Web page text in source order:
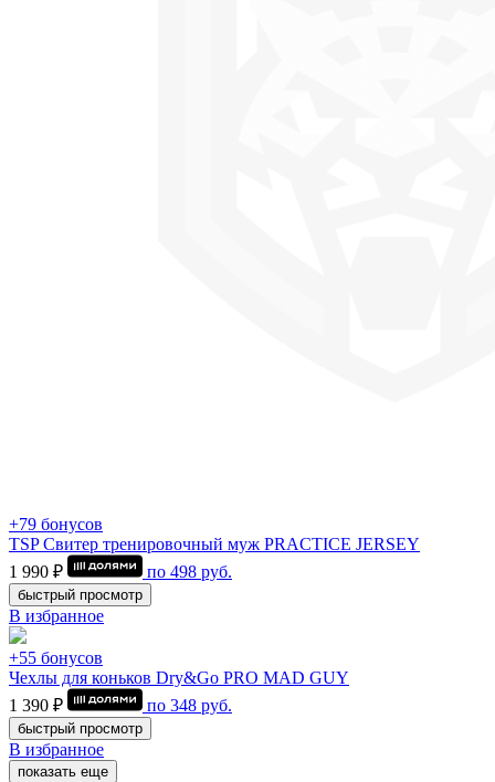
+79 бонусов
TSP Свитер тренировочный муж PRACTICE JERSEY
1 990 ₽
по 498 руб.
быстрый просмотр
В избранное
+55 бонусов
Чехлы для коньков Dry&Go PRO MAD GUY
1 390 ₽
по 348 руб.
быстрый просмотр
В избранное
показать еще